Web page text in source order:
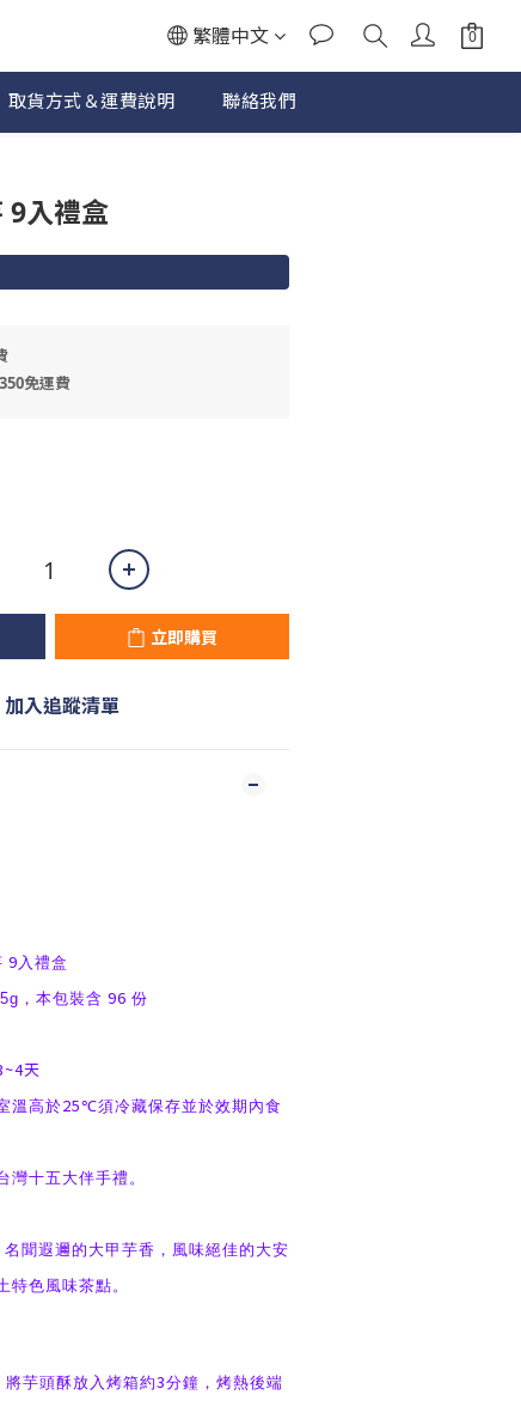
繁體中文
取貨方式＆運費說明 聯絡我們
9入禮盒
免運費
立即購買
加入追蹤清單
9 入禮盒
，本包裝含 96 份
天
溫高於25℃須冷藏保存並於效期內食
灣十五大伴手禮。
名聞遐邇的大甲芋香，風味絕佳的大安
特色風味茶點。
芋頭酥放入烤箱約3分鐘，烤熱後端